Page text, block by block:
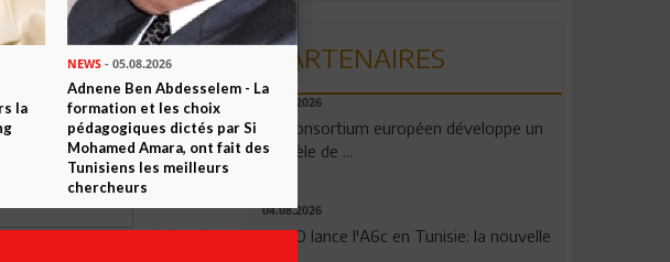
PARTENAIRES
06.08.2026
Un consortium européen développe un
modèle de ...
04.08.2026
OPPO lance l'A6c en Tunisie: la nouvelle
la
NEWS- 05.08.2026
Adnene Ben Abdesselem - La
formation et les choix
pédagogiques dictés par Si
Mohamed Amara, ont fait des
Tunisiens les meilleurs
chercheurs